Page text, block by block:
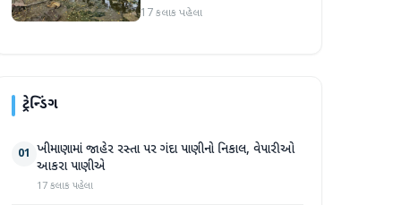
સપ્તાહમાં સેંકડો ભૂંડોના મોત
17 કલાક પહેલા
ટ્રેન્ડિંગ
01 ખીમાણામાં જાહેર રસ્તા પર ગંદા પાણીનો નિકાલ, વેપારીઓ
આકરા પાણીએ
17 કલાક પહેલા